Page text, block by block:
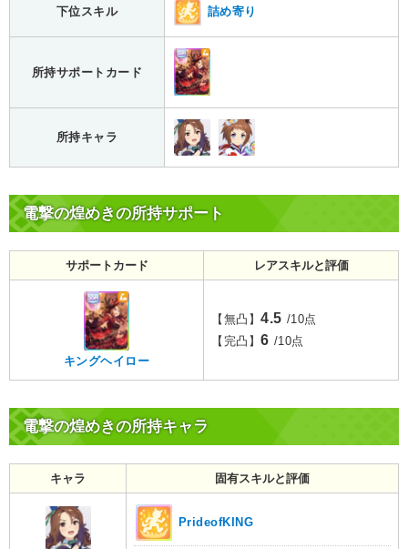
下位スキル 詰め寄り
所持サポートカード
所持キャラ
電撃の煌めきの所持サポート
サポートカード レアスキルと評価
キングヘイロー
【無凸】4.5 /10点
【完凸】6 /10点
電撃の煌めきの所持キャラ
キャラ 固有スキルと評価
PrideofKING